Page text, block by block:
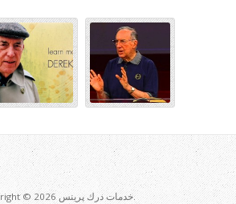
Copyright © 2026 خدمات درك پرينس.